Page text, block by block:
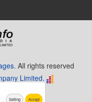
All rights reserved
Limited.
Setting Accept